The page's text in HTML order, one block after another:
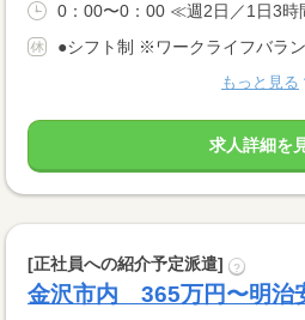
0：00〜0：00 ≪週2日／1日3
●シフト制 ※ワークライフバラ
もっと見る
求人詳細を
[正社員への紹介予定派遣] ?
金沢市内 365万円〜明治